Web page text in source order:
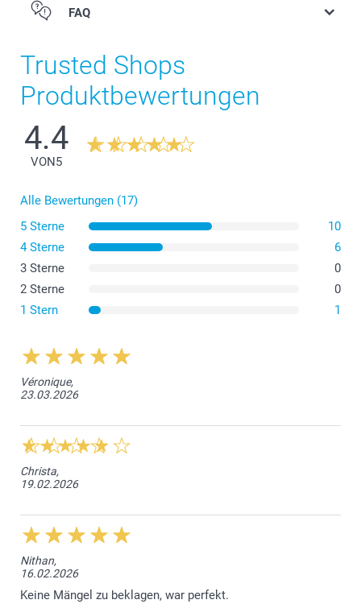
des Reisebechers
FAQ
Trusted Shops
Produktbewertungen
4.4
VON 5
Alle Bewertungen (17)
5 Sterne
10
4 Sterne
6
3 Sterne
0
2 Sterne
0
1 Stern
1
Véronique,
23.03.2026
Christa,
19.02.2026
Nithan,
16.02.2026
Keine Mängel zu beklagen, war perfekt.